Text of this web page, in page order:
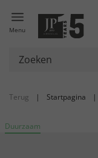
Menu
Terug | Startpagina |
Duurzaam